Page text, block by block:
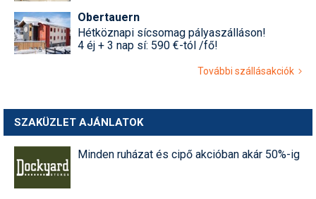
Obertauern
Hétköznapi sícsomag pályaszálláson!
4 éj + 3 nap sí: 590 €-tól /fő!
További szállásakciók
SZAKÜZLET AJÁNLATOK
Minden ruházat és cipő akcióban akár 50%-ig